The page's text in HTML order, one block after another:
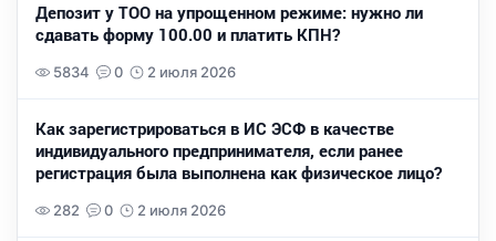
Депозит у ТОО на упрощенном режиме: нужно ли
сдавать форму 100.00 и платить КПН?
5834 0 2 июля 2026
Как зарегистрироваться в ИС ЭСФ в качестве
индивидуального предпринимателя, если ранее
регистрация была выполнена как физическое лицо?
282 0 2 июля 2026